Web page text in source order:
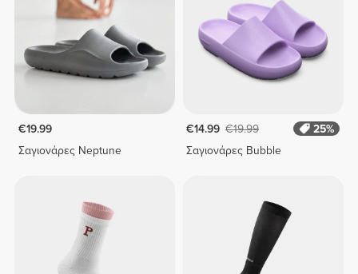
€19.99
Σαγιονάρες Neptune
€14.99 €19.99
25%
Σαγιονάρες Bubble